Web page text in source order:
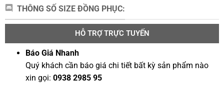
THÔNG SỐ SIZE ĐỒNG PHỤC:
HỖ TRỢ TRỰC TUYẾN
Báo Giá Nhanh
Quý khách cần báo giá chi tiết bất kỳ sản phẩm nào
xin gọi:0938 2985 95